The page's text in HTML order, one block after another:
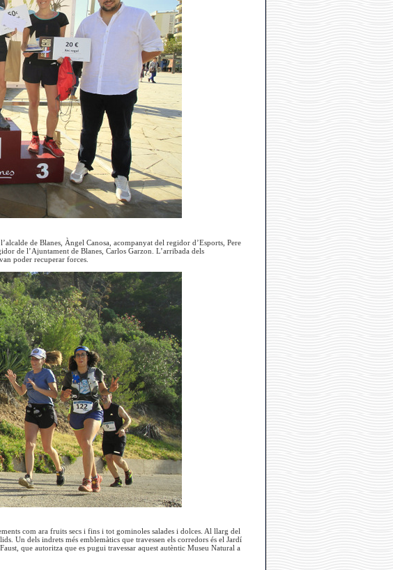
de Blanes, Àngel Canosa, acompanyat del regidor d’Esports, Pere
de l’Ajuntament de Blanes, Carlos Garzon. L’arribada dels
poder recuperar forces.
com ara fruits secs i fins i tot gominoles salades i dolces. Al llarg del
Un dels indrets més emblemàtics que travessen els corredors és el Jardí
que autoritza que es pugui travessar aquest autèntic Museu Natural a